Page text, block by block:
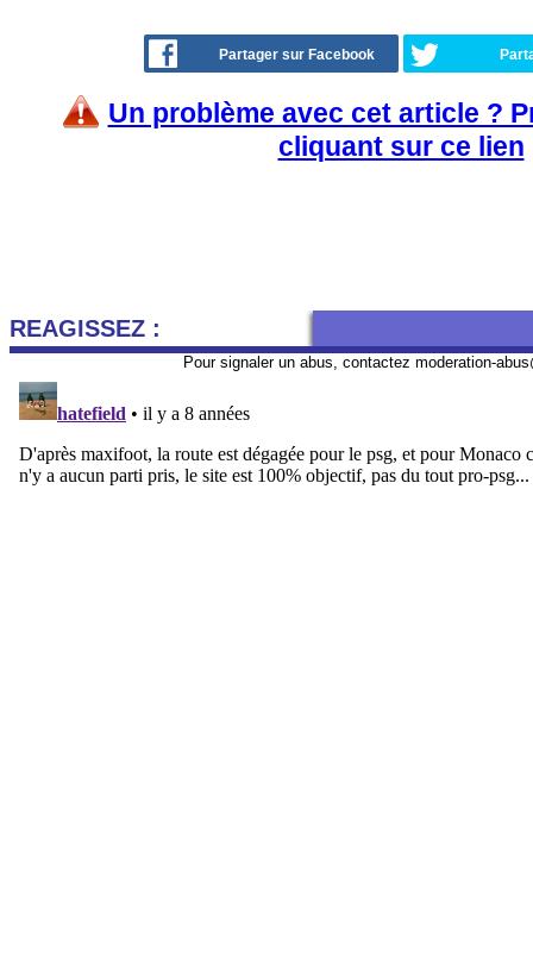
Partager sur Facebook
Un problème avec cet article ?
cliquant sur ce lien
REAGISSEZ :
Pour signaler un abus, contactez moderation-